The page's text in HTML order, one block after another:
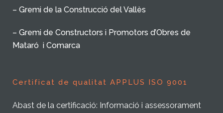
– Gremi de la Construcció del Vallès
– Gremi de Constructors i Promotors d’Obres de
Mataró i Comarca
Certificat de qualitat APPLUS ISO 9001
Abast de la certificació: Informació i assessorament